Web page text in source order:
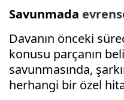
Savunmada
Davanın önceki
konusu parçanın
savunmasında,
herhangi bir özel